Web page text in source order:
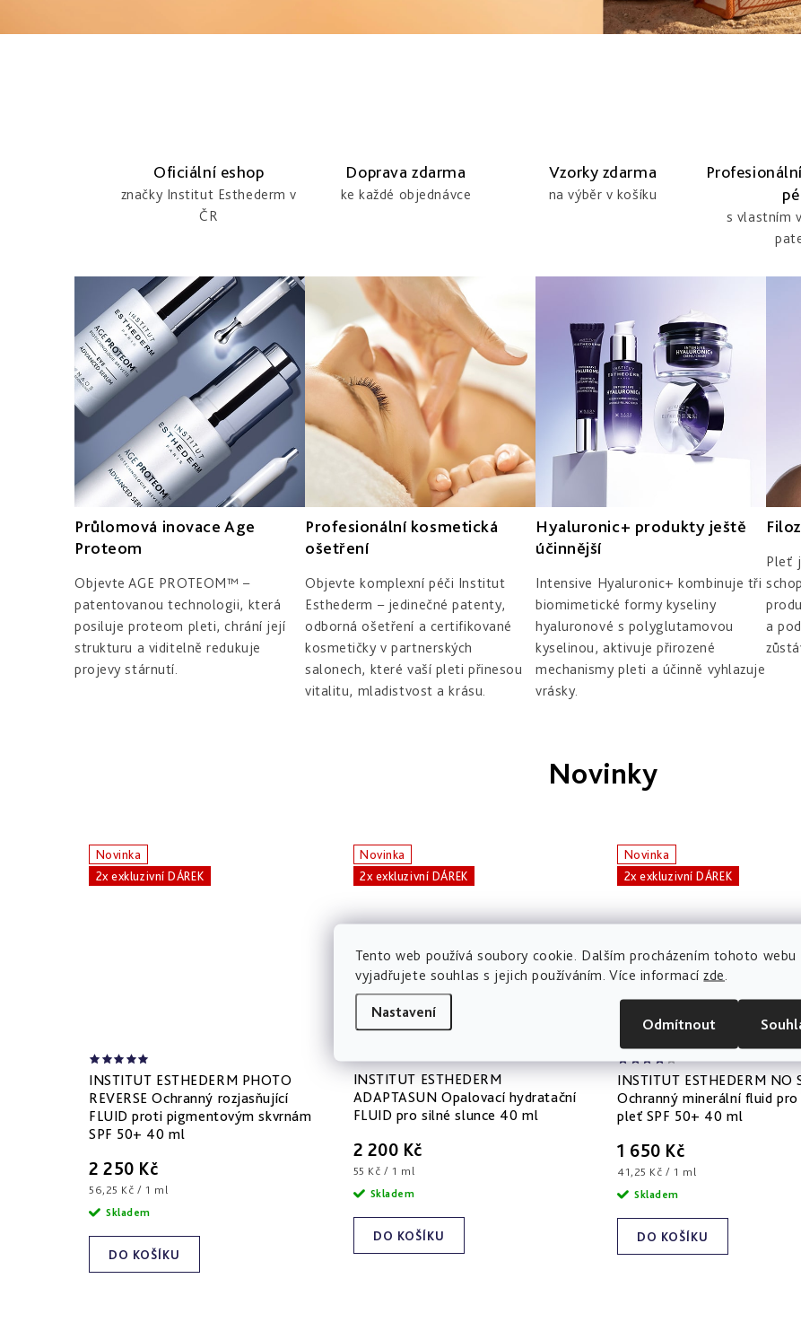
Tento web používá soubory cookie. Dalším procházením tohoto webu
vyjadřujete souhlas s jejich používáním. Více informacízde
Nastavení
Odmítnout
o
a
l
u
x
u
s
n
í
p
o
p
Oficiální eshop
značky Institut Esthederm v
ČR
Doprava zdarma
ke každé objednávce
Vzorky zdarma
na výběr v košíku
s vlastním
Průlomová inovace Age
Proteom
Objevte AGE PROTEOM™ –
patentovanou technologii, která
posiluje proteom pleti, chrání její
strukturu a viditelně redukuje
projevy stárnutí.
Profesionální kosmetická
ošetření
Objevte komplexní péči Institut
Esthederm – jedinečné patenty,
odborná ošetření a certifikované
kosmetičky v partnerských
salonech, které vaší pleti přinesou
vitalitu, mladistvost a krásu.
Hyaluronic+ produkty ještě
účinnější
Intensive Hyaluronic+ kombinuje tři
biomimetické formy kyseliny
hyaluronové s polyglutamovou
kyselinou, aktivuje přirozené
mechanismy pleti a účinně vyhlazuje
vrásky.
Pleť
a
Novinky
Novinka
2x exkluzivní DÁREK
INSTITUT ESTHEDERM PHOTO
REVERSE Ochranný rozjasňující
FLUID proti pigmentovým skvrnám
SPF 50+ 40 ml
2 250 Kč
Měrná
cena:
56,25 Kč / 1 ml
DO KOŠÍKU
Skladem
Novinka
2x exkluzivní DÁREK
INSTITUT ESTHEDERM
ADAPTASUN Opalovací hydratační
FLUID pro silné slunce 40 ml
2 200 Kč
Měrná
cena:
55 Kč / 1 ml
DO KOŠÍKU
Skladem
Novinka
2x exkluzivní DÁREK
INSTITUT ESTHEDERM NO
Ochranný minerální fluid
pleť SPF 50+ 40 ml
1 650 Kč
Měrná
cena:
41,25 Kč / 1 ml
DO KOŠÍKU
Skladem